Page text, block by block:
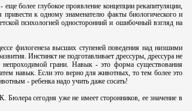
более глубокое проявление концепции рекапитуляции,
к одному знаменателю факты биологического и
психологией односторонний и ошибочный взгляд на
филогенеза высших ступеней поведения над низшими
Инстинкт не подготавливает дрессуры, дрессура не
непроходимой грани. Навык - это форма существования
навык. Если это верно для животных, то тем более это
- ребенка надо учить даже сосать!
Бюлера сегодня уже не имеет сторонников, ее значение в